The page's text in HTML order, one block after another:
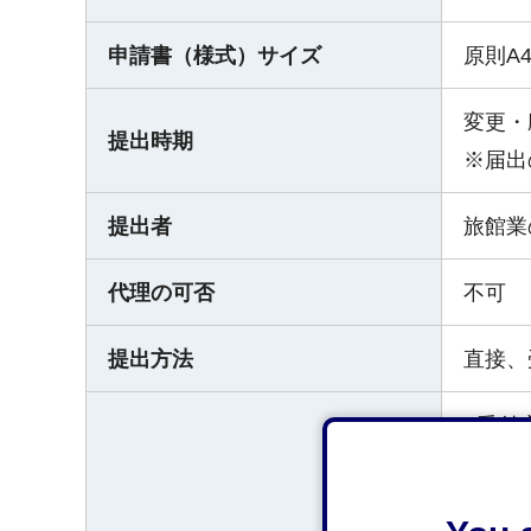
申請書（様式）サイズ 原則
提出時期
変更
※届出
提出者 旅館
代理の可否 不可
提出方法 直接
○受付